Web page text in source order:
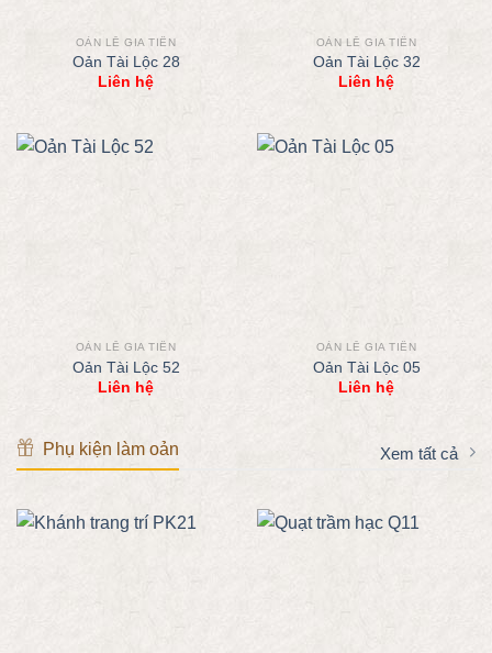
OẢN LỄ GIA TIÊN
Oản Tài Lộc 28
Liên hệ
OẢN LỄ GIA TIÊN
Oản Tài Lộc 32
Liên hệ
OẢN LỄ GIA TIÊN
Oản Tài Lộc 52
Liên hệ
OẢN LỄ GIA TIÊN
Oản Tài Lộc 05
Liên hệ
Phụ kiện làm oản Xem tất cả